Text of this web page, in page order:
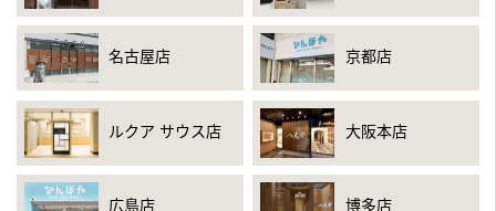
名古屋店 京都店
ルクア サウス店 大阪本店
広島店 博多店